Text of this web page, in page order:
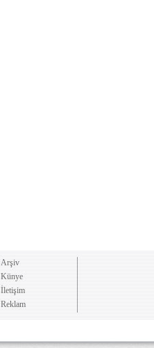
Arşiv
Künye
İletişim
Reklam